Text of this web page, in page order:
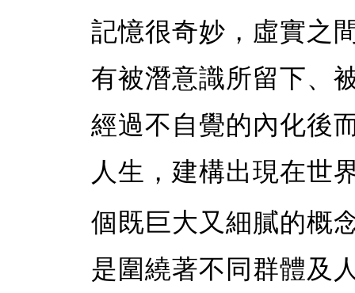
記憶很奇妙，虛實之
有被潛意識所留下、
經過不自覺的內化後
人生，建構出現在世
個既巨大又細膩的概
是圍繞著不同群體及